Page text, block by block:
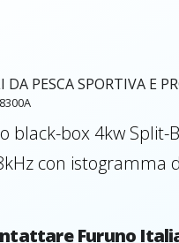
DA PESCA SPORTIVA E
black-box 4kw Split-
con istogramma
Furuno